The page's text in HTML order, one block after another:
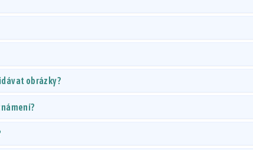
obrázky?